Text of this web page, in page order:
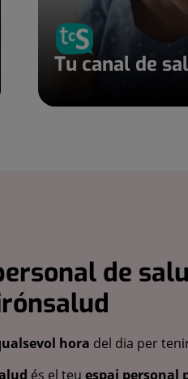
Tu canal de
de
hora del dia per
és el teu espai personal